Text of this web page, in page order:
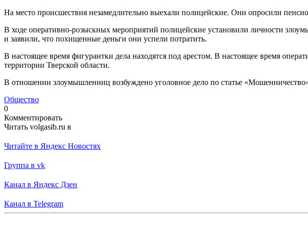
На место происшествия незамедлительно выехали полицейские. Они опросили
В ходе оперативно-розыскных мероприятий полицейские установили личности
и заявили, что похищенные деньги они успели потратить.
В настоящее время фигурантки дела находятся под арестом. В настоящее время
территории Тверской области.
В отношении злоумышленниц возбуждено уголовное дело по статье
Общество
0
Комментировать
Читать volgasib.ru в
Читайте в Яндекс Новостях
Группа в vk
Канал в Яндекс Дзен
Канал в Telegram